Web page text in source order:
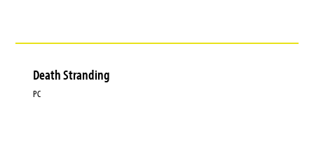
Death Stranding
PC